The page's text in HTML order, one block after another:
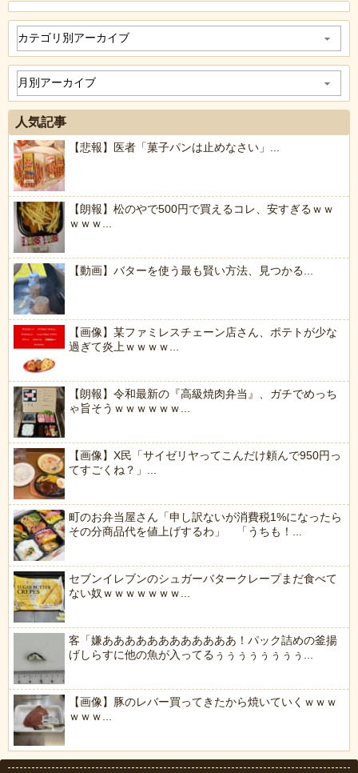
人気記事
【悲報】医者「菓子パンは止めなさい」...
【朗報】松のやで500円で買えるコレ、安すぎるｗｗ
ｗｗｗ...
【動画】バターを使う最も賢い方法、見つかる...
【画像】某ファミレスチェーン店さん、ポテトが少な
過ぎて炎上ｗｗｗｗ...
【朗報】令和最新の『高級焼肉弁当』、ガチでめっち
ゃ旨そうｗｗｗｗｗｗ...
【画像】X民「サイゼリヤってこんだけ頼んで950円っ
てすごくね？」...
町のお弁当屋さん「申し訳ないが消費税1%になったら
その分商品代を値上げするわ」 「うちも！...
セブンイレブンのシュガーバタークレープまだ食べて
ない奴ｗｗｗｗｗｗｗ...
客「嫌ああああああああああああ！パック詰めの釜揚
げしらすに他の魚が入ってるぅぅぅぅぅぅぅぅ...
【画像】豚のレバー買ってきたから焼いていくｗｗｗ
ｗｗｗ...